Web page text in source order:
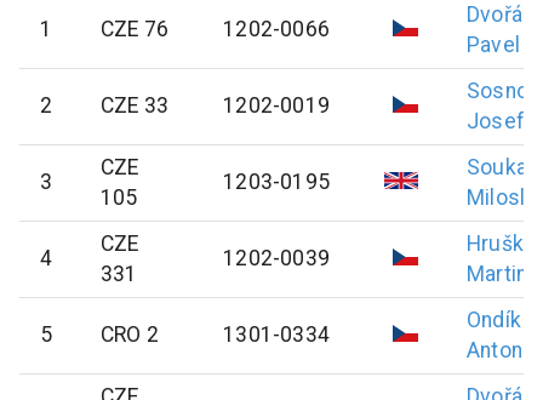
1 CZE 76 1202-0066
Dvořák
Pavel
2 CZE 33 1202-0019
Josef
3
CZE
105
1203-0195
Soukal
4
CZE
331
1202-0039
Hruška
Martin
5 CRO 2 1301-0334
Ondík
Antonín